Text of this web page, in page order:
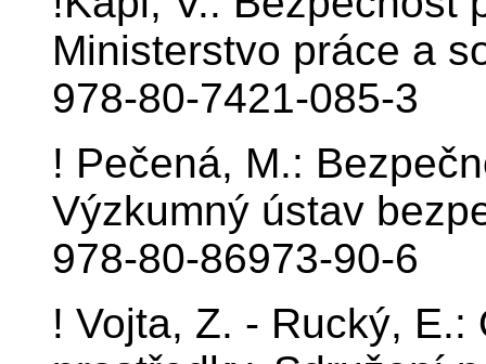
Ministerstvo práce a
978-80-7421-085-3
! Pečená, M.:
Výzkumný ústav
978-80-86973-90-6
! Vojta, Z. - Rucký,